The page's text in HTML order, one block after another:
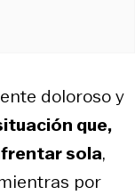
doloroso y
que,
sola,
por